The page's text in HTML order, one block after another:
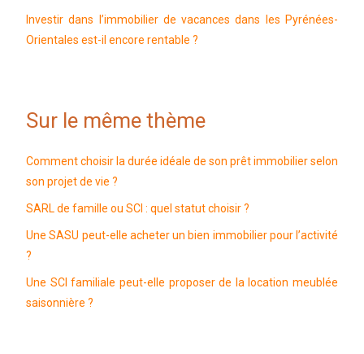
Investir dans l’immobilier de vacances dans les Pyrénées-
Orientales est-il encore rentable ?
Sur le même thème
Comment choisir la durée idéale de son prêt immobilier selon
son projet de vie ?
SARL de famille ou SCI : quel statut choisir ?
Une SASU peut-elle acheter un bien immobilier pour l’activité
?
Une SCI familiale peut-elle proposer de la location meublée
saisonnière ?